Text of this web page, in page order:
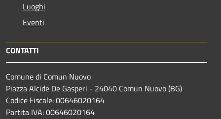
Luoghi
Eventi
CONTATTI
Comune di Comun Nuovo
Piazza Alcide De Gasperi - 24040 Comun Nuovo (BG)
Codice Fiscale: 00646020164
Partita IVA: 00646020164